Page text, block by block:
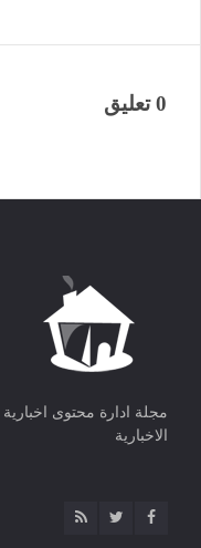
0 تعليق
مجلة ادارة محتوى
الاخبارية